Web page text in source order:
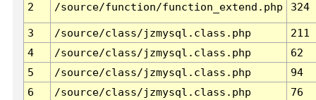
2 /source/function/function_extend.php 324
3 /source/class/jzmysql.class.php
211
4
/source/class/jzmysql.class.php
62
5
/source/class/jzmysql.class.php
94
6
/source/class/jzmysql.class.php 76